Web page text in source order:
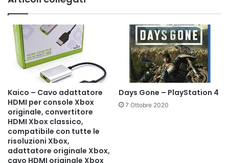
Kaico – Cavo adattatore
HDMI per console Xbox
originale, convertitore
HDMI Xbox classico,
compatibile con tutte le
risoluzioni Xbox,
adattatore originale Xbox,
cavo HDMI originale Xbox
Days Gone – PlayStation 4
7 Ottobre 2020